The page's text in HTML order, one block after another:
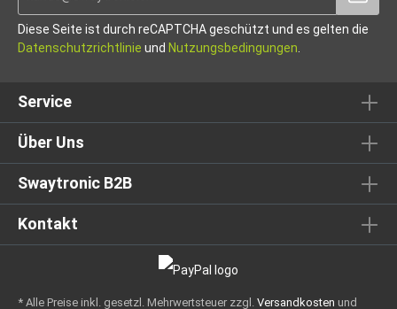
Diese Seite ist durch reCAPTCHA geschützt und es gelten die
Datenschutzrichtlinie und Nutzungsbedingungen
Service
Über Uns
Swaytronic B2B
Kontakt
* Alle Preise inkl. gesetzl. Mehrwertsteuer zzgl. Versandkosten und